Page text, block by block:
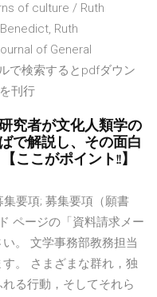
of culture / Ruth
Ruth
of General
で検索するとpdfダウン
刊行
究者が文化人類学の
で解説し、その面白
ここがポイント!!】
要項; 募集要項（願書
ページの「資料請求メー
。 文学事務部教務担当
。 さまざまな群れ，独
る行動，そしてそれら